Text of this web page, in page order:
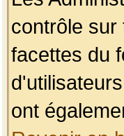
contrôle sur
facettes du
ont